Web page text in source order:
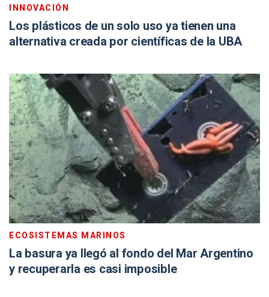
INNOVACIÓN
Los plásticos de un solo uso ya tienen una
alternativa creada por científicas de la UBA
ECOSISTEMAS MARINOS
La basura ya llegó al fondo del Mar Argentino
y recuperarla es casi imposible